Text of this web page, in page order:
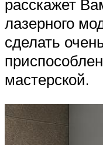
расскажет
лазерного
сделать
мастерской.